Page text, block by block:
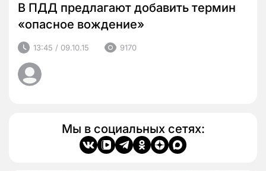
В ПДД предлагают добавить термин
«опасное вождение»
13:45 / 09.10.15 9170
Мы в социальных сетях: